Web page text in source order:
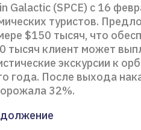
Galactic (SPCE) с 16
туристов.
$150 тысяч, что
тысяч клиент может
экскурсии к
года. После выхода
32%.